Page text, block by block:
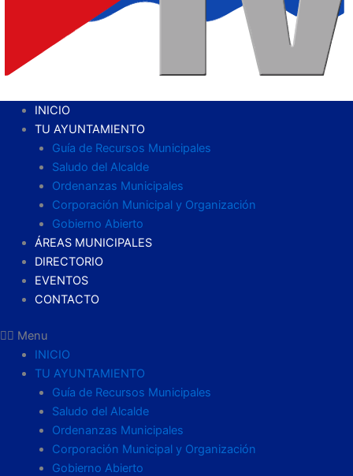
INICIO
TU AYUNTAMIENTO
Guía de Recursos Municipales
Saludo del Alcalde
Ordenanzas Municipales
Corporación Municipal y Organización
Gobierno Abierto
ÁREAS MUNICIPALES
DIRECTORIO
EVENTOS
CONTACTO
Menu
INICIO
TU AYUNTAMIENTO
Guía de Recursos Municipales
Saludo del Alcalde
Ordenanzas Municipales
Corporación Municipal y Organización
Gobierno Abierto